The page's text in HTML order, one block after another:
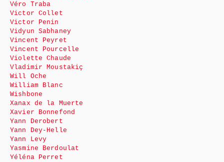
Véro Traba
Victor Collet
Victor Penin
Vidyun Sabhaney
Vincent Peyret
Vincent Pourcelle
Violette Chaude
Vladimir Moustakiç
Will Oche
William Blanc
Wishbone
Xanax de la Muerte
Xavier Bonnefond
Yann Derobert
Yann Dey-Helle
Yann Levy
Yasmine Berdoulat
Yéléna Perret